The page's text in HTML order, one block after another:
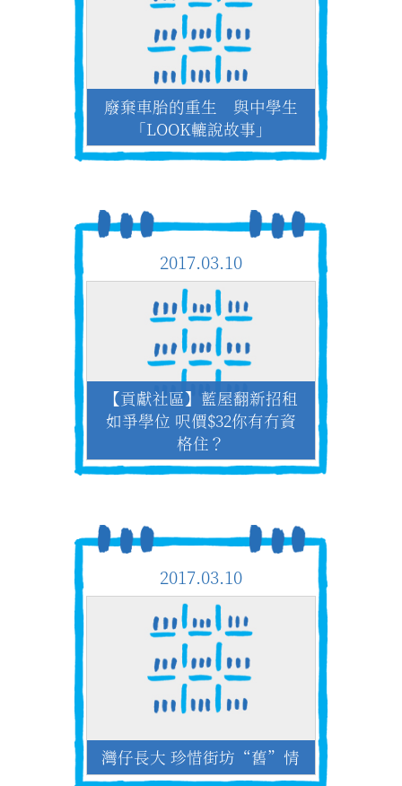
廢棄車胎的重生 與中學生
「LOOK轆說故事」
2017.03.10
【貢獻社區】藍屋翻新招租
如爭學位 呎價$32你有冇資
格住？
2017.03.10
灣仔長大 珍惜街坊“舊”情